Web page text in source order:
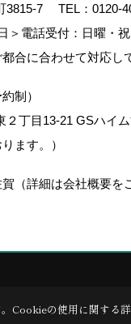
3815-7 TEL： 0120-
＞電話受付：日曜・
合に合わせて対応し
制）
２丁目13-21 GSハイ
ます。）
（詳細は会社概要を
Reserved.
Cookieの使用に関する